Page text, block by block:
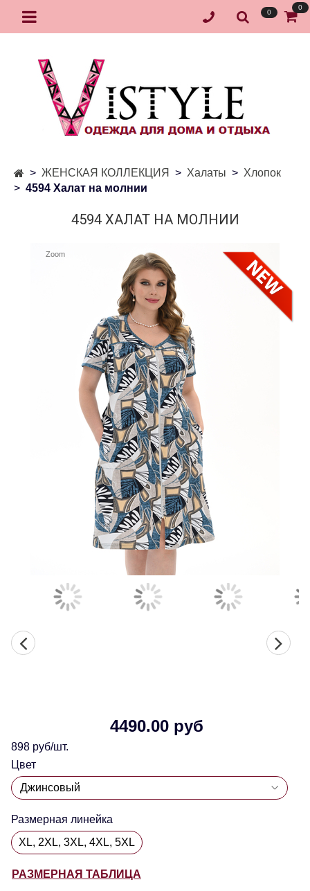
0
0
ЖЕНСКАЯ КОЛЛЕКЦИЯ Халаты
Хлопок
4594 Халат на молнии
4594 ХАЛАТ НА МОЛНИИ
Zoom
4490.00 руб
898 руб/шт.
Цвет
Размерная линейка
XL, 2XL, 3XL, 4XL, 5XL
РАЗМЕРНАЯ ТАБЛИЦА